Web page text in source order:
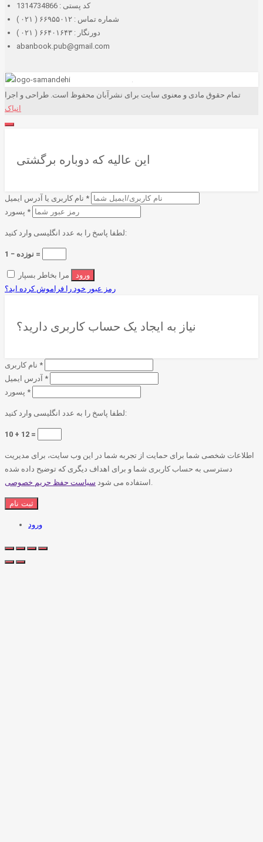
کد پستی : 1314734866
شماره تماس : ۶۶۹۵۵۰۱۲ ( ۰۲۱ )
دورنگار : ۶۶۴۰۱۶۴۳ ( ۰۲۱ )
abanbook.pub@gmail.com
تمام حقوق مادی و معنوی سایت برای نشرآبان محفوظ است. طراحی و اجرا
انیاک
این عالیه که دوباره برگشتی
*
*
لطفا پاسخ را به عدد انگلیسی وارد کنید:
نوزده − 1 =
رمز عبور خود را فراموش کرده اید؟
نیاز به ایجاد یک حساب کاربری دارید؟
*
*
*
لطفا پاسخ را به عدد انگلیسی وارد کنید:
10 + 12 =
اطلاعات شخصی شما برای حمایت از تجربه شما در این وب سایت، برای مدیریت
دسترسی به حساب کاربری شما و برای اهداف دیگری که توضیح داده شده
استفاده می شود سیاست حفظ حریم خصوصی .
ورود